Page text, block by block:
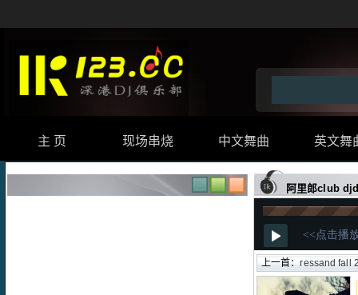
主 页 现场串烧 中文舞曲 英文舞
阿里郎club
上一首：ressand fall 2008慢